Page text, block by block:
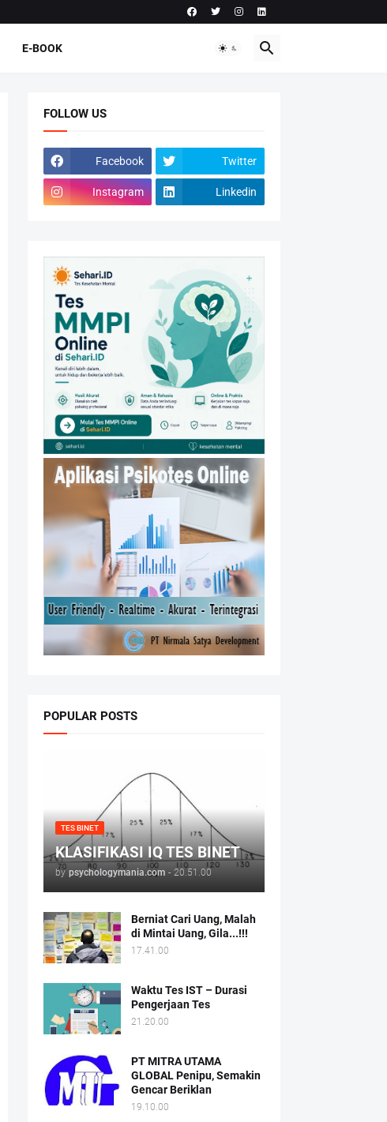
E-BOOK
FOLLOW US
Facebook Twitter
Instagram Linkedin
POPULAR POSTS
TES BINET
KLASIFIKASI IQ TES BINET
by psychologymania.com - 20.51.00
Berniat Cari Uang, Malah
di Mintai Uang, Gila...!!!
17.41.00
Waktu Tes IST – Durasi
Pengerjaan Tes
21.20.00
PT MITRA UTAMA
GLOBAL Penipu, Semakin
Gencar Beriklan
19.10.00